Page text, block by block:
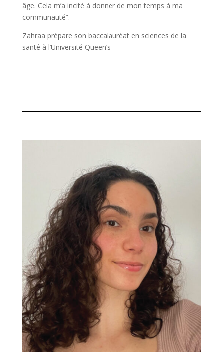
âge. Cela m’a incité à donner de mon temps à ma
communauté”.
Zahraa prépare son baccalauréat en sciences de la
santé à l’Université Queen’s.